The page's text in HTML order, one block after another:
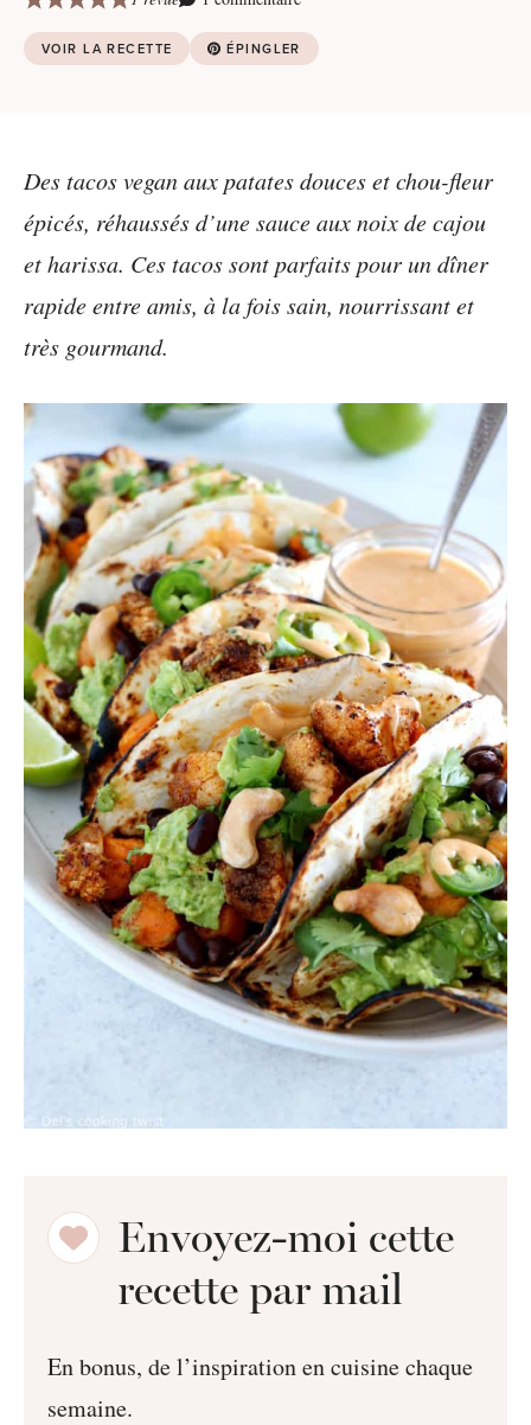
VOIR LA RECETTE ÉPINGLER
Des tacos vegan aux patates douces et chou-fleur
épicés, réhaussés d’une sauce aux noix de cajou
et harissa. Ces tacos sont parfaits pour un dîner
rapide entre amis, à la fois sain, nourrissant et
très gourmand.
Envoyez-moi cette
recette par mail
En bonus, de l’inspiration en cuisine chaque
semaine.